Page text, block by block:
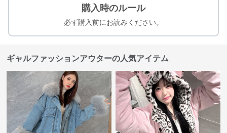
購入時のルール
必ず購入前にお読みください。
ギャルファッションアウターの人気アイテム